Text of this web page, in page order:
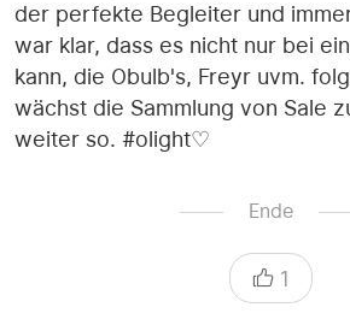
der perfekte Begleiter und
war klar, dass es nicht nur bei
kann, die Obulb's, Freyr uvm.
wächst die Sammlung von Sale
weiter so. #olight♡
Ende
1